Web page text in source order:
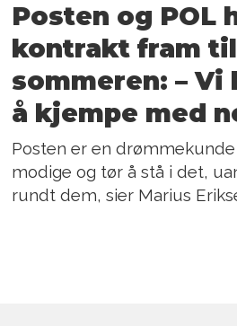
Posten og POL
kontrakt fram til
sommeren: –
å kjempe med
Posten er en drømmekunde
modige og tør å stå i det,
rundt dem, sier Marius